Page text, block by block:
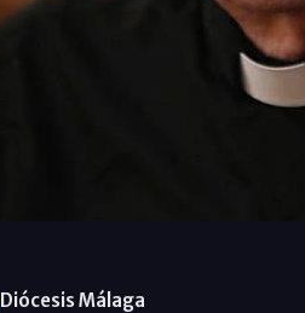
Diócesis Málaga